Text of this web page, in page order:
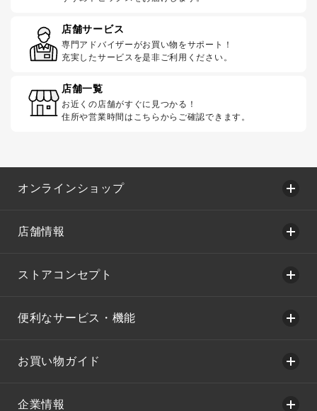
店舗サービス
専門アドバイザーがお買い物をサポート！
充実したサービスを是非ご利用ください。
店舗一覧
お近くの店舗がすぐに見つかる！
住所や営業時間はこちらからご確認できます。
オンラインショップ
店舗情報
ストアコンセプト
便利なサービス・機能
お買い物ガイド
企業情報